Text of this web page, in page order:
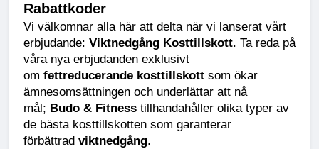
Rabattkoder
Vi välkomnar alla här att delta när vi lanserat vårt
erbjudande: Viktnedgång Kosttillskott. Ta reda på
våra nya erbjudanden exklusivt
om fettreducerande kosttillskott som ökar
ämnesomsättningen och underlättar att nå
mål; Budo & Fitness tillhandahåller olika typer av
de bästa kosttillskotten som garanterar
förbättrad viktnedgång.